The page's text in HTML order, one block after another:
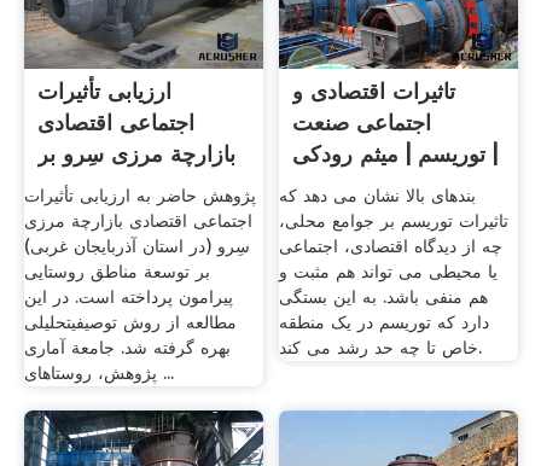
ارزیابی تأثیرات
اجتماعی اقتصادی
بازارچة مرزی سِرو بر
...
پژوهش حاضر به ارزیابی تأثیرات
اجتماعی اقتصادی بازارچة مرزی
سِرو (در استان آذربایجان غربی)
بر توسعة مناطق روستایی
پیرامون پرداخته است. در این
مطالعه از روش توصیفیتحلیلی
بهره گرفته شد. جامعة آماری
پژوهش، روستاهای ...
تاثیرات اقتصادی و
اجتماعی صنعت
توریسم | میثم رودکی |
.
بندهای بالا نشان می دهد که
تاثیرات توریسم بر جوامع محلی،
چه از دیدگاه اقتصادی، اجتماعی
یا محیطی می تواند هم مثبت و
هم منفی باشد. به این بستگی
دارد که توریسم در یک منطقه
خاص تا چه حد رشد می کند.